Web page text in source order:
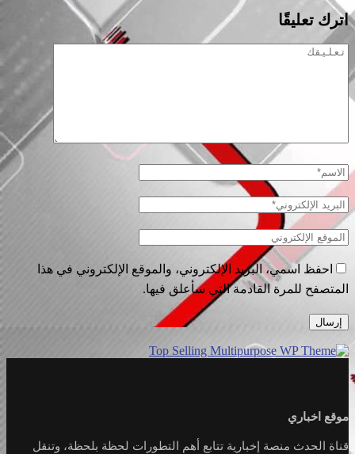
اترك تعليقًا
احفظ اسمي، البريد الإلكتروني، والموقع الإلكتروني في هذا
المتصفح للمرة القادمة التي سأعلق فيها.
موقع اخباري
قناة الحدث منصة إخبارية تتابع أهم التطورات لحظة بلحظة، وتنقل